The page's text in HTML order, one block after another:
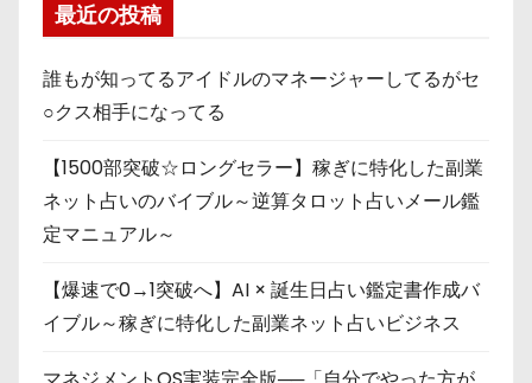
最近の投稿
誰もが知ってるアイドルのマネージャーしてるがセ
○クス相手になってる
【1500部突破☆ロングセラー】稼ぎに特化した副業
ネット占いのバイブル～逆算タロット占いメール鑑
定マニュアル～
【爆速で0→1突破へ】AI × 誕生日占い鑑定書作成バ
イブル～稼ぎに特化した副業ネット占いビジネス